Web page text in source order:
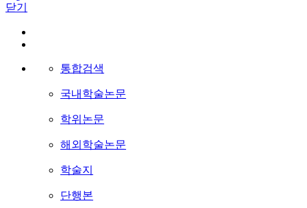
닫기
통합검색
국내학술논문
학위논문
해외학술논문
학술지
단행본